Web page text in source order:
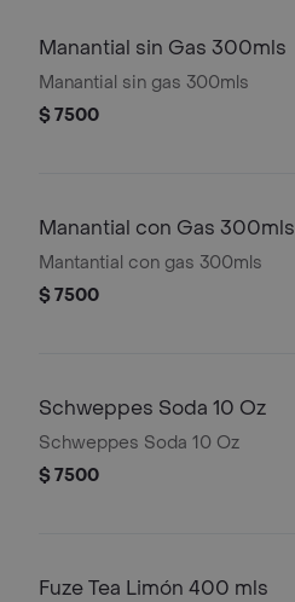
Manantial sin Gas 300mls
Manantial sin gas 300mls
$ 7500
Manantial con Gas 300mls
Mantantial con gas 300mls
$ 7500
Schweppes Soda 10 Oz
Schweppes Soda 10 Oz
$ 7500
Fuze Tea Limón 400 mls